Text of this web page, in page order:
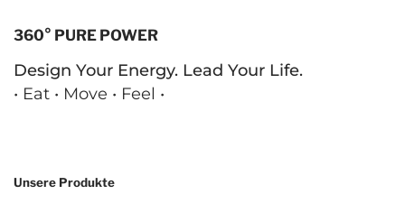
360° PURE POWER
Design Your Energy. Lead Your Life.
• Eat • Move • Feel •
Unsere Produkte